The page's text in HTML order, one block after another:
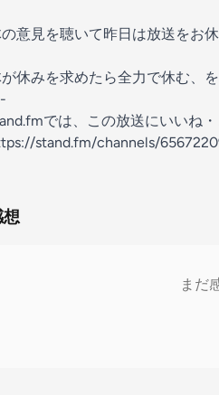
意見を聴いて昨日は放送をお休
休みを求めたら全力で休む、
では、この放送にいいね
stand.fm/channels/
想
まだ